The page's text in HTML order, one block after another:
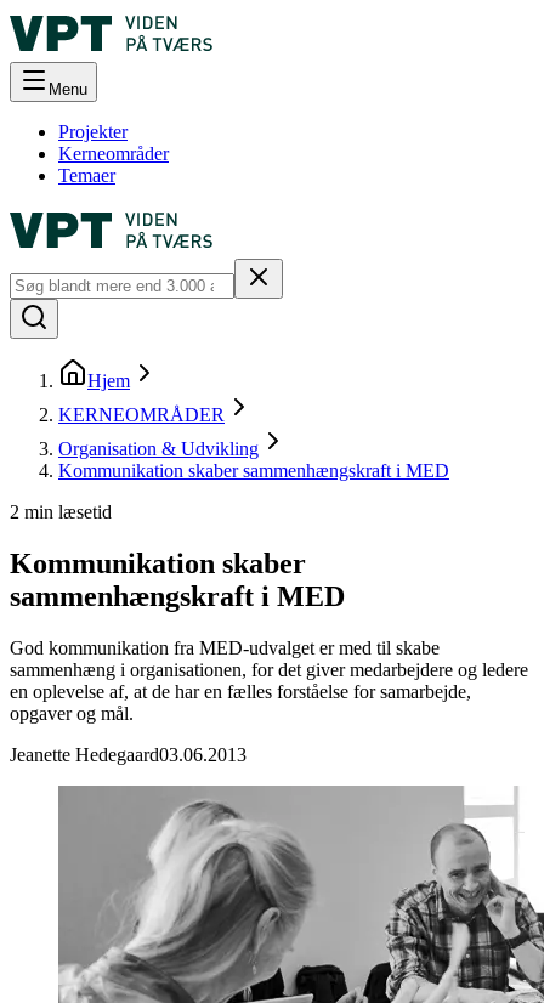
Menu
Projekter
Kerneområder
Temaer
Hjem
KERNEOMRÅDER
Organisation & Udvikling
Kommunikation skaber sammenhængskraft i MED
2 min læsetid
Kommunikation skaber
sammenhængskraft i MED
God kommunikation fra MED-udvalget er med til skabe
sammenhæng i organisationen, for det giver medarbejdere og ledere
en oplevelse af, at de har en fælles forståelse for samarbejde,
opgaver og mål.
Jeanette Hedegaard03.06.2013